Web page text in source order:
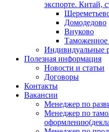
экспорте. Китай,
Домодедово
Внуково
Таможенное
Индивидуальные
Полезная информация
Новости и статьи
Договоры
Контакты
Вакансии
Менеджер по
Менеджер по